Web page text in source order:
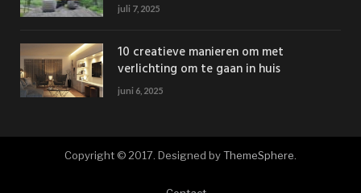
juli 7, 2025
10 creatieve manieren om met
verlichting om te gaan in huis
juni 6, 2025
Copyright © 2017. Designed byThemeSphere.